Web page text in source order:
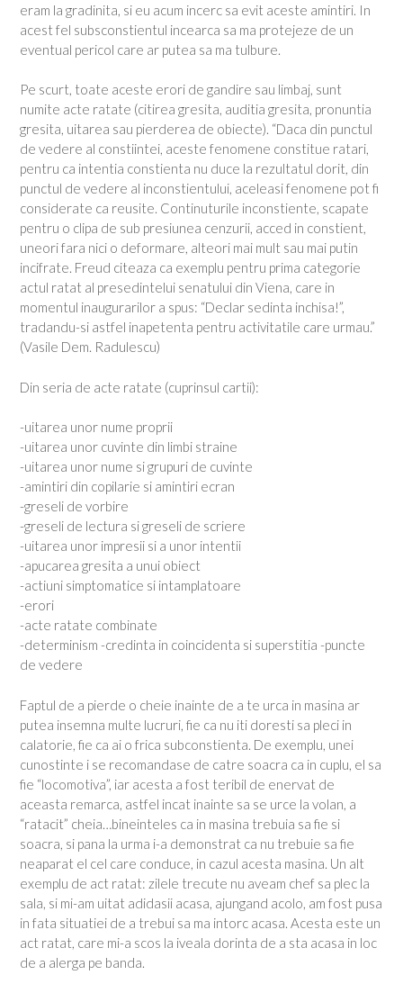
eram la gradinita, si eu acum incerc sa evit aceste amintiri. In
acest fel subsconstientul incearca sa ma protejeze de un
eventual pericol care ar putea sa ma tulbure.
Pe scurt, toate aceste erori de gandire sau limbaj, sunt
numite acte ratate (citirea gresita, auditia gresita, pronuntia
gresita, uitarea sau pierderea de obiecte). “Daca din punctul
de vedere al constiintei, aceste fenomene constitue ratari,
pentru ca intentia constienta nu duce la rezultatul dorit, din
punctul de vedere al inconstientului, aceleasi fenomene pot fi
considerate ca reusite. Continuturile inconstiente, scapate
pentru o clipa de sub presiunea cenzurii, acced in constient,
uneori fara nici o deformare, alteori mai mult sau mai putin
incifrate. Freud citeaza ca exemplu pentru prima categorie
actul ratat al presedintelui senatului din Viena, care in
momentul inaugurarilor a spus: “Declar sedinta inchisa!”,
tradandu-si astfel inapetenta pentru activitatile care urmau.”
(Vasile Dem. Radulescu)
Din seria de acte ratate (cuprinsul cartii):
-uitarea unor nume proprii
-uitarea unor cuvinte din limbi straine
-uitarea unor nume si grupuri de cuvinte
-amintiri din copilarie si amintiri ecran
-greseli de vorbire
-greseli de lectura si greseli de scriere
-uitarea unor impresii si a unor intentii
-apucarea gresita a unui obiect
-actiuni simptomatice si intamplatoare
-erori
-acte ratate combinate
-determinism -credinta in coincidenta si superstitia -puncte
de vedere
Faptul de a pierde o cheie inainte de a te urca in masina ar
putea insemna multe lucruri, fie ca nu iti doresti sa pleci in
calatorie, fie ca ai o frica subconstienta. De exemplu, unei
cunostinte i se recomandase de catre soacra ca in cuplu, el sa
fie “locomotiva”, iar acesta a fost teribil de enervat de
aceasta remarca, astfel incat inainte sa se urce la volan, a
“ratacit” cheia…bineinteles ca in masina trebuia sa fie si
soacra, si pana la urma i-a demonstrat ca nu trebuie sa fie
neaparat el cel care conduce, in cazul acesta masina. Un alt
exemplu de act ratat: zilele trecute nu aveam chef sa plec la
sala, si mi-am uitat adidasii acasa, ajungand acolo, am fost pusa
in fata situatiei de a trebui sa ma intorc acasa. Acesta este un
act ratat, care mi-a scos la iveala dorinta de a sta acasa in loc
de a alerga pe banda.